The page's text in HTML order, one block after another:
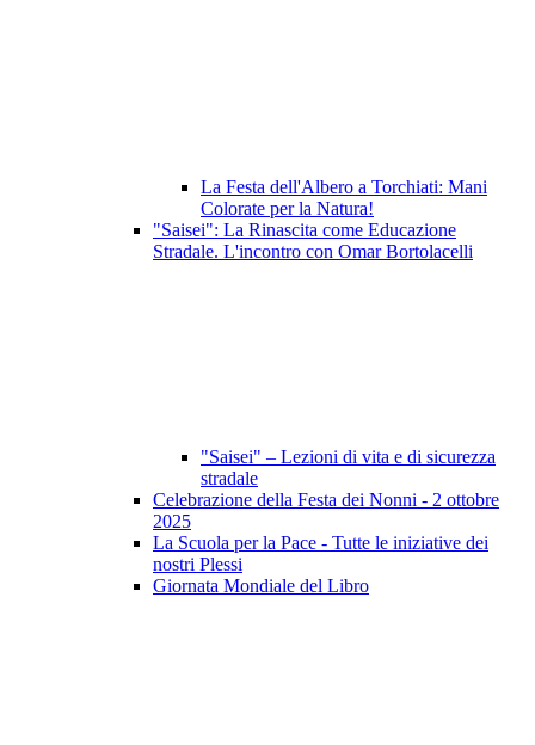
La Festa dell'Albero a Torchiati: Mani
Colorate per la Natura!
"Saisei": La Rinascita come Educazione
Stradale. L'incontro con Omar Bortolacelli
"Saisei" – Lezioni di vita e di sicurezza
stradale
Celebrazione della Festa dei Nonni - 2 ottobre
2025
La Scuola per la Pace - Tutte le iniziative dei
nostri Plessi
Giornata Mondiale del Libro